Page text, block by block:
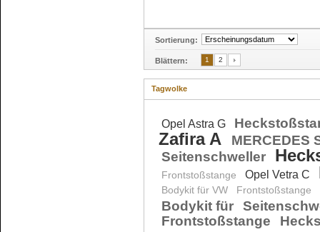
Sortierung:
Blättern: 1 2
Tagwolke
Opel Astra G
Zafira A
MERCEDES
Seitenschweller
Frontstoßstange Opel Vetra C
Bodykit für VW Frontstoßstange
Bodykit für
Frontstoßstange